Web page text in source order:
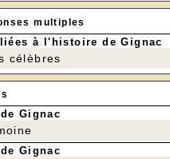
multiples
à l'histoire de Gignac
célèbres
Gignac
Gignac